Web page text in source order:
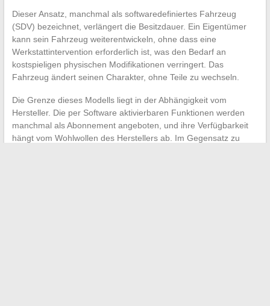
Dieser Ansatz, manchmal als softwaredefiniertes Fahrzeug
(SDV) bezeichnet, verlängert die Besitzdauer. Ein Eigentümer
kann sein Fahrzeug weiterentwickeln, ohne dass eine
Werkstattintervention erforderlich ist, was den Bedarf an
kostspieligen physischen Modifikationen verringert. Das
Fahrzeug ändert seinen Charakter, ohne Teile zu wechseln.
Die Grenze dieses Modells liegt in der Abhängigkeit vom
Hersteller. Die per Software aktivierbaren Funktionen werden
manchmal als Abonnement angeboten, und ihre Verfügbarkeit
hängt vom Wohlwollen des Herstellers ab. Im Gegensatz zu